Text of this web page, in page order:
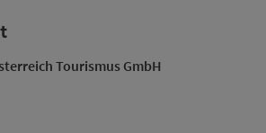
Tourismus GmbH